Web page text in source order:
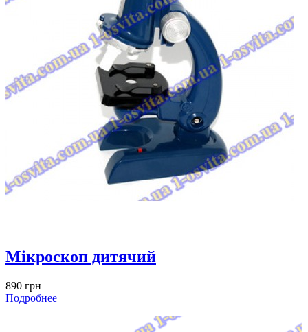
Мікроскоп дитячий
890 грн
Подробнее